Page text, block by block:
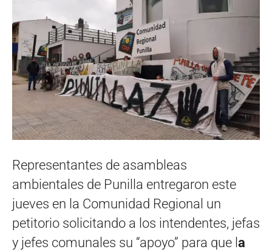
Representantes de asambleas
ambientales de Punilla entregaron este
jueves en la Comunidad Regional un
petitorio solicitando a los intendentes, jefas
y jefes comunales su “apoyo” para que l a